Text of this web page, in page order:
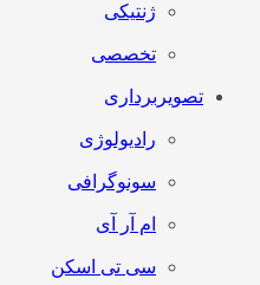
ژنتیکی
تخصصی
تصویربرداری
رادیولوژی
سونوگرافی
ام آر آی
سی تی اسکن